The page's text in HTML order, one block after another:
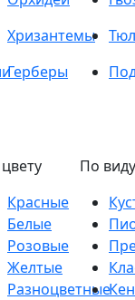
Хризантемы
Герберы
Красные
Белые
Розовые
Желтые
Разноцветные
По виду